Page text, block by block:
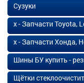
Сузуки
х - Запчасти Toyota,
х - Запчасти Хонда,
Шины БУ купить -
Щётки